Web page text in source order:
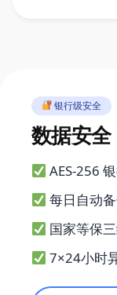
银行级安全
数据安
AES-256
每日自动
国家等保
7×24小时